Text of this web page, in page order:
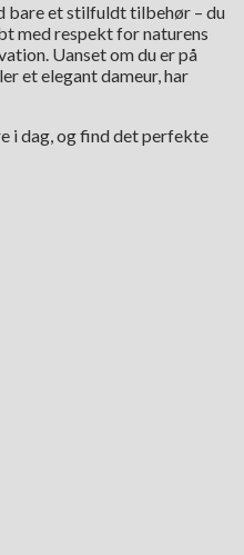
bare et stilfuldt tilbehør – du
med respekt for naturens
Uanset om du er på
et elegant dameur, har
i dag, og find det perfekte